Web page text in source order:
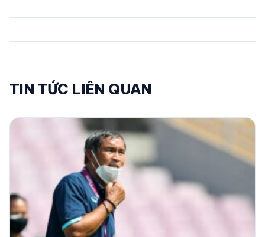
TIN TỨC LIÊN QUAN